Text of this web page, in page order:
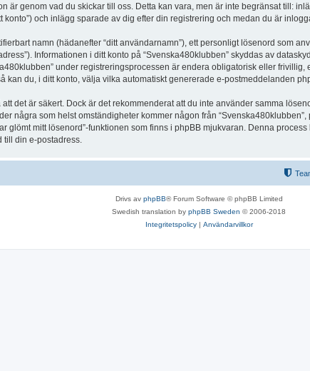
är genom vad du skickar till oss. Detta kan vara, men är inte begränsat till:
och inlägg sparade av dig efter din registrering och medan du är
namn (hädanefter “ditt användarnamn”), ett personligt lösenord som
Informationen i ditt konto på “Svenska480klubben” skyddas av
under registreringsprocessen är endera obligatorisk eller
kan du, i ditt konto, välja vilka automatiskt genererade e-postmeddelanden
det är säkert. Dock är det rekommenderat att du inte använder samma
några som helst omständigheter kommer någon från
glömt mitt lösenord”-funktionen som finns i phpBB mjukvaran. Denna
till din e-postadress.
Drivs av phpBB® Forum Software © phpBB Limited
Swedish translation by phpBB Sweden © 2006-2018
Integritetspolicy| Användarvillkor